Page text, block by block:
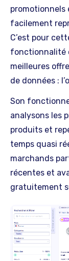
promotionnels
facilement
C’est pour
fonctionnalité
meilleures
de données :
Son
analysons les
produits et
temps quasi
marchands
récentes et
gratuitement